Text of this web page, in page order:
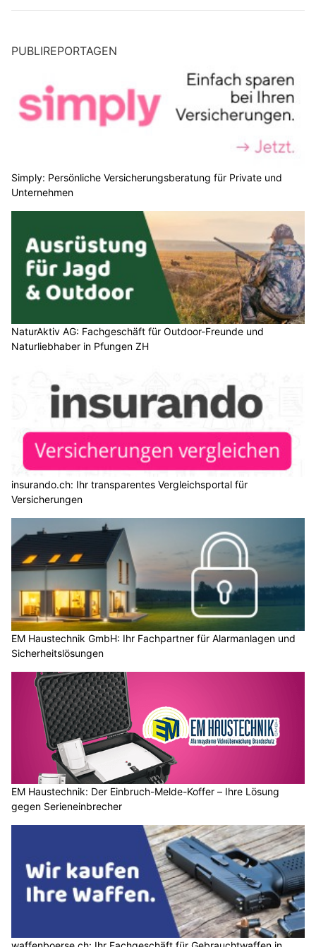
PUBLIREPORTAGEN
Simply: Persönliche Versicherungsberatung für Private und
Unternehmen
NaturAktiv AG: Fachgeschäft für Outdoor-Freunde und
Naturliebhaber in Pfungen ZH
insurando.ch: Ihr transparentes Vergleichsportal für
Versicherungen
EM Haustechnik GmbH: Ihr Fachpartner für Alarmanlagen und
Sicherheitslösungen
EM Haustechnik: Der Einbruch-Melde-Koffer – Ihre Lösung
gegen Serieneinbrecher